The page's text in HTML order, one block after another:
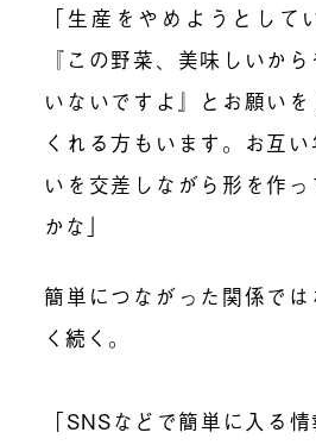
「生産をやめようとして
『この野菜、美味しいか
いないですよ』とお願い
くれる方もいます。お互
いを交差しながら形を作
かな」
簡単につながった関係で
く続く。
「SNSなどで簡単に入る